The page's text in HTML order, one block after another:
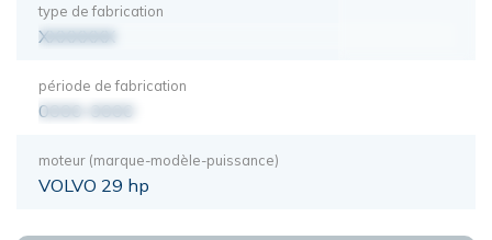
type de fabrication
XXXXXXX
période de fabrication
0000-0000
moteur (marque-modèle-puissance)
VOLVO 29 hp